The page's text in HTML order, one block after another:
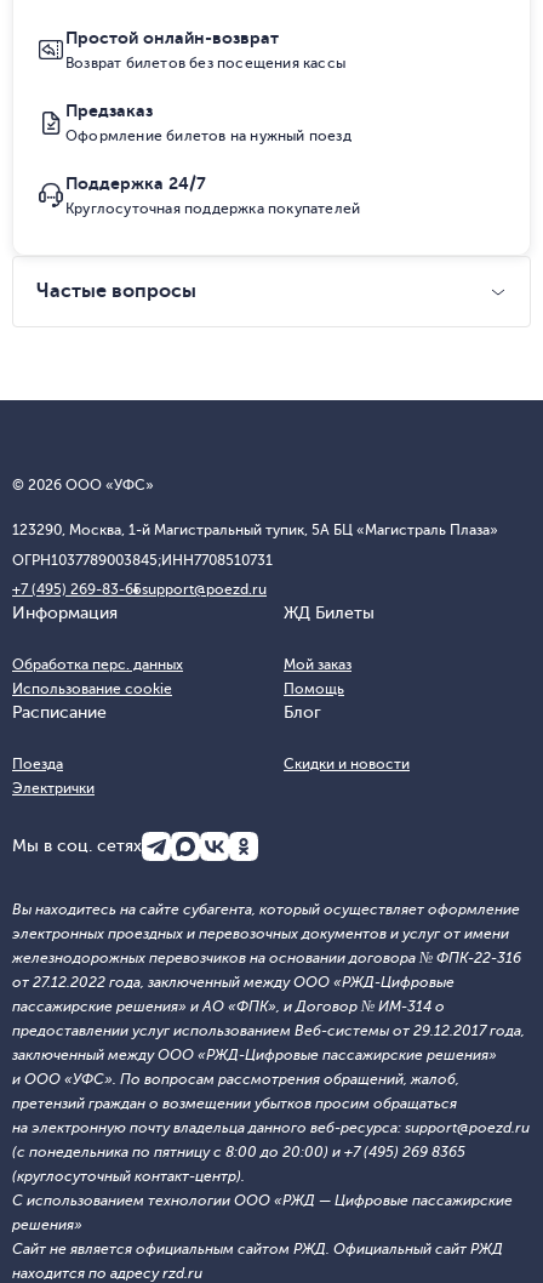
Простой онлайн-возврат
Возврат билетов без посещения кассы
Предзаказ
Оформление билетов на нужный поезд
Поддержка 24/7
Круглосуточная поддержка покупателей
Частые вопросы
© 2026 ООО «УФС»
123290, Москва, 1-й Магистральный тупик, 5А БЦ «Магистраль Плаза»
ОГРН1037789003845;ИНН7708510731
+7 (495) 269-83-65support@poezd.ru
Информация
Обработка перс. данных
Использование cookie
ЖД Билеты
Мой заказ
Помощь
Расписание
Поезда
Электрички
Блог
Скидки и новости
Мы в соц. сетях
Вы находитесь на сайте субагента, который осуществляет оформление
электронных проездных и перевозочных документов и услуг от имени
железнодорожных перевозчиков на основании договора № ФПК-22-316
от 27.12.2022 года, заключенный между ООО «РЖД-Цифровые
пассажирские решения» и АО «ФПК», и Договор № ИМ-314 о
предоставлении услуг использованием Веб-системы от 29.12.2017 года,
заключенный между ООО «РЖД-Цифровые пассажирские решения»
и ООО «УФС». По вопросам рассмотрения обращений, жалоб,
претензий граждан о возмещении убытков просим обращаться
на электронную почту владельца данного веб-ресурса: support@poezd.ru
(с понедельника по пятницу с 8:00 до 20:00) и +7 (495) 269 8365
(круглосуточный контакт-центр).
С использованием технологии ООО «РЖД — Цифровые пассажирские
решения»
Сайт не является официальным сайтом РЖД. Официальный сайт РЖД
находится по адресу rzd.ru